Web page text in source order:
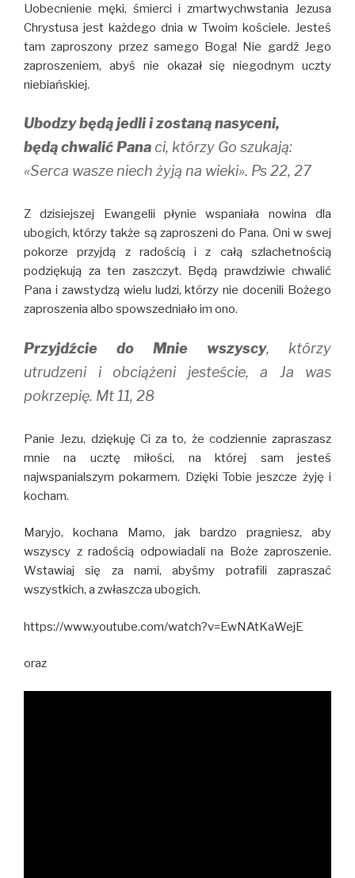
Uobecnienie męki, śmierci i zmartwychwstania Jezusa
Chrystusa jest każdego dnia w Twoim kościele. Jesteś
tam zaproszony przez samego Boga! Nie gardź Jego
zaproszeniem, abyś nie okazał się niegodnym uczty
niebiańskiej.
Ubodzy będą jedli i zostaną nasyceni,
będą chwalić Panaci, którzy Go szukają:
«Serca wasze niech żyją na wieki». Ps 22, 27
Z dzisiejszej Ewangelii płynie wspaniała nowina dla
ubogich, którzy także są zaproszeni do Pana. Oni w swej
pokorze przyjdą z radością i z całą szlachetnością
podziękują za ten zaszczyt. Będą prawdziwie chwalić
Pana i zawstydzą wielu ludzi, którzy nie docenili Bożego
zaproszenia albo spowszedniało im ono.
Przyjdźcie do Mnie wszyscy, którzy
utrudzeni i obciążeni jesteście, a Ja was
pokrzepię. Mt 11, 28
Panie Jezu, dziękuję Ci za to, że codziennie zapraszasz
mnie na ucztę miłości, na której sam jesteś
najwspanialszym pokarmem. Dzięki Tobie jeszcze żyję i
kocham.
Maryjo, kochana Mamo, jak bardzo pragniesz, aby
wszyscy z radością odpowiadali na Boże zaproszenie.
Wstawiaj się za nami, abyśmy potrafili zapraszać
wszystkich, a zwłaszcza ubogich.
https://www.youtube.com/watch?v=EwNAtKaWejE
oraz